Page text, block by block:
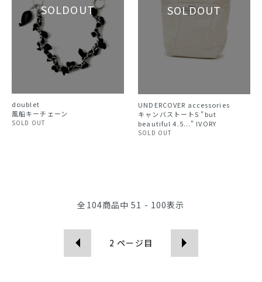
doublet
風船キーチェーン
SOLD OUT
UNDERCOVER accessories
キャンバストートS "but
beautiful 4.5..." IVORY
SOLD OUT
全 104商品中51 - 100表示
2 ページ目